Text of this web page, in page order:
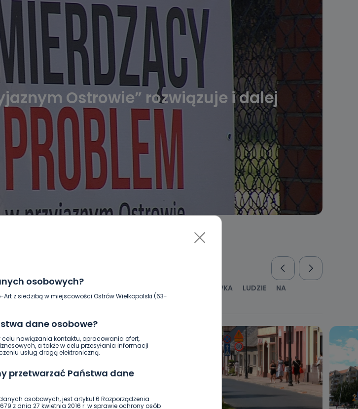
osobowych?
z siedzibą w miejscowości Ostrów Wielkopolski (63-
dane osobowe?
nawiązania kontaktu, opracowania ofert,
a także w celu przesyłania informacji
usług drogą elektroniczną.
przetwarzać Państwa dane
osobowych, jest artykuł 6 Rozporządzenia
z dnia 27 kwietnia 2016 r. w sprawie ochrony osób
Ostrowie” rozwiązuje i dalej
I FINANSE HISTORIA KULTURA I ROZRYWKA LUDZIE
NA
INFO WSZYSTKICH ŚWIĘTYCH WYWIADY